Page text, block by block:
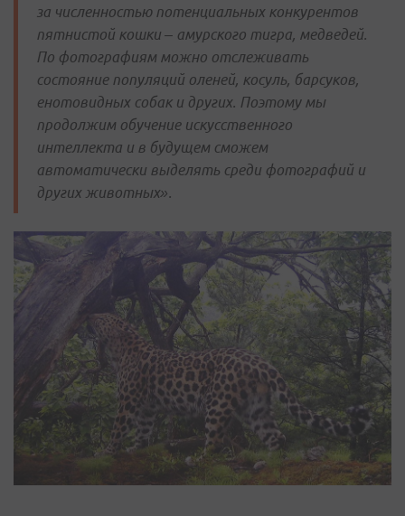
за численностью потенциальных конкурентов
пятнистой кошки – амурского тигра, медведей.
По фотографиям можно отслеживать
состояние популяций оленей, косуль, барсуков,
енотовидных собак и других. Поэтому мы
продолжим обучение искусственного
интеллекта и в будущем сможем
автоматически выделять среди фотографий и
других животных».